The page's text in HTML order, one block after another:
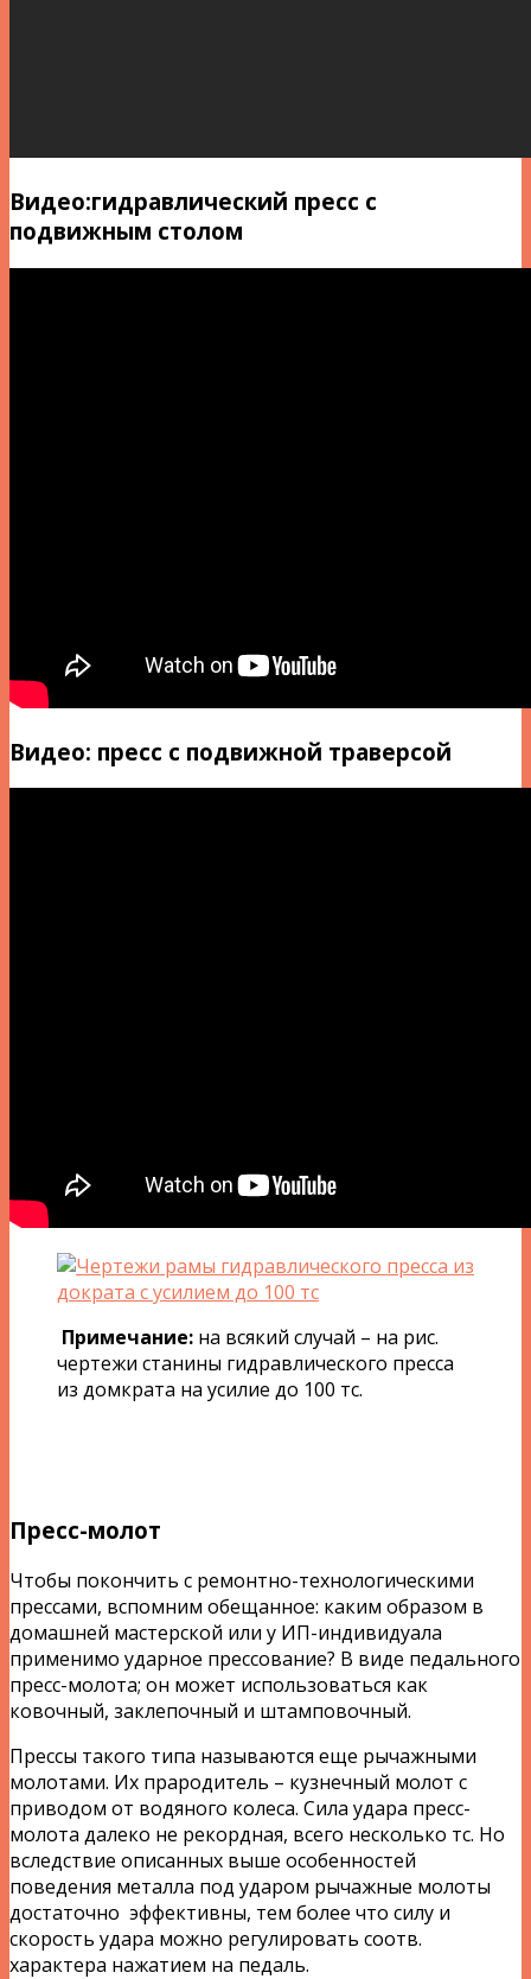
Видео:гидравлический пресс с
подвижным столом
Видео: пресс с подвижной траверсой
Примечание: на всякий случай – на рис.
чертежи станины гидравлического пресса
из домкрата на усилие до 100 тс.
Пресс-молот
Чтобы покончить с ремонтно-технологическими
прессами, вспомним обещанное: каким образом в
домашней мастерской или у ИП-индивидуала
применимо ударное прессование? В виде педального
пресс-молота; он может использоваться как
ковочный, заклепочный и штамповочный.
Прессы такого типа называются еще рычажными
молотами. Их прародитель – кузнечный молот с
приводом от водяного колеса. Сила удара пресс-
молота далеко не рекордная, всего несколько тс. Но
вследствие описанных выше особенностей
поведения металла под ударом рычажные молоты
достаточно эффективны, тем более что силу и
скорость удара можно регулировать соотв.
характера нажатием на педаль.